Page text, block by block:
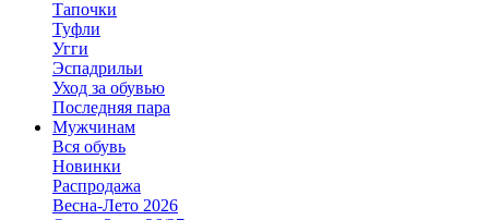
Тапочки
Туфли
Угги
Эспадрильи
Уход за обувью
Последняя пара
Мужчинам
Вся обувь
Новинки
Распродажа
Весна-Лето 2026